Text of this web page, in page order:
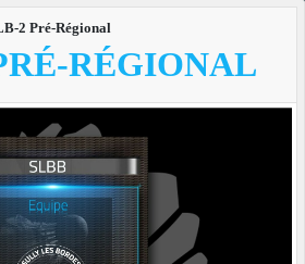
2 Pré-Régional
RÉGIONAL